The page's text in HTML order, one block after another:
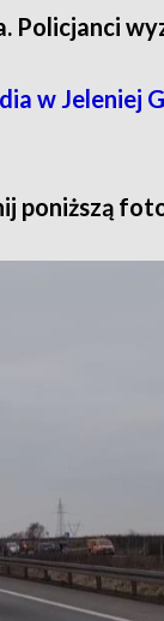
Policjanci
w Jeleniej
poniższą